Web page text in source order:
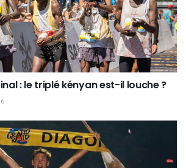
: le triplé kényan est-il louche ?